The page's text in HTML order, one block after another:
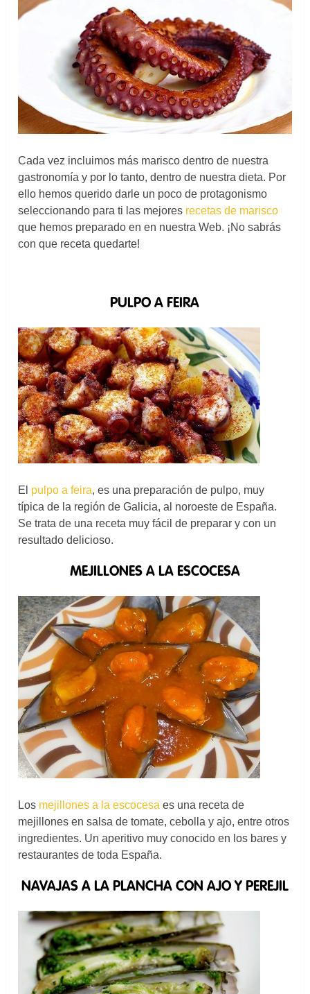
Cada vez incluimos más marisco dentro de nuestra
gastronomía y por lo tanto, dentro de nuestra dieta. Por
ello hemos querido darle un poco de protagonismo
seleccionando para ti las mejores recetas de marisco
que hemos preparado en en nuestra Web. ¡No sabrás
con que receta quedarte!
PULPO A FEIRA
El pulpo a feira, es una preparación de pulpo, muy
típica de la región de Galicia, al noroeste de España.
Se trata de una receta muy fácil de preparar y con un
resultado delicioso.
MEJILLONES A LA ESCOCESA
Los mejillones a la escocesa es una receta de
mejillones en salsa de tomate, cebolla y ajo, entre otros
ingredientes. Un aperitivo muy conocido en los bares y
restaurantes de toda España.
NAVAJAS A LA PLANCHA CON AJO Y PEREJIL